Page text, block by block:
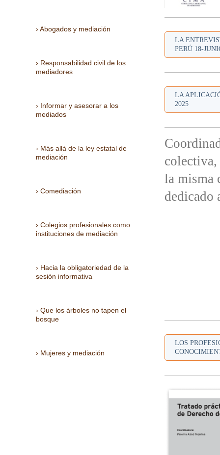
LA
PERÚ 18-
LA
2025
colectiva,
la misma
dedicado
LOS
Abogados y mediación
Responsabilidad civil de los
mediadores
Informar y asesorar a los
mediados
Más allá de la ley estatal de
mediación
Comediación
Colegios profesionales como
instituciones de mediación
Hacia la obligatoriedad de la
sesión informativa
Que los árboles no tapen el
bosque
Mujeres y mediación